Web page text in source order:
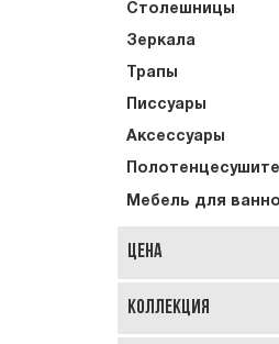
Столешницы
Зеркала
Трапы
Писсуары
Аксессуары
Мебель для
Цена
Коллекция